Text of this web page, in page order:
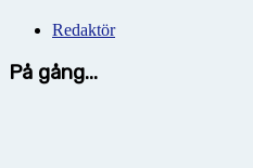
Redaktör
På gång...